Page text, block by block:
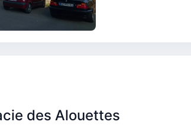
des Alouettes